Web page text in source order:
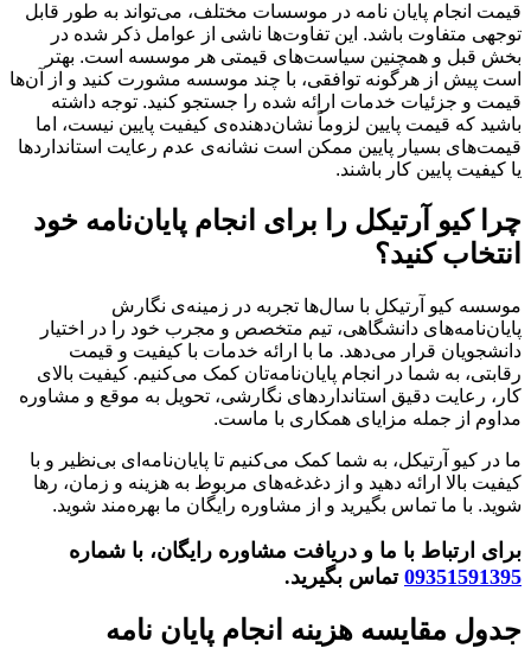
قیمت انجام پایان نامه در موسسات مختلف، می‌تواند به طور قابل
توجهی متفاوت باشد. این تفاوت‌ها ناشی از عوامل ذکر شده در
بخش قبل و همچنین سیاست‌های قیمتی هر موسسه است. بهتر
است پیش از هرگونه توافقی، با چند موسسه مشورت کنید و از آن‌ها
قیمت و جزئیات خدمات ارائه شده را جستجو کنید. توجه داشته
باشید که قیمت پایین لزوماً نشان‌دهنده‌ی کیفیت پایین نیست، اما
قیمت‌های بسیار پایین ممکن است نشانه‌ی عدم رعایت استانداردها
یا کیفیت پایین کار باشند.
چرا کیو آرتیکل را برای انجام پایان‌نامه خود
انتخاب کنید؟
موسسه کیو آرتیکل با سال‌ها تجربه در زمینه‌ی نگارش
پایان‌نامه‌های دانشگاهی، تیم متخصص و مجرب خود را در اختیار
دانشجویان قرار می‌دهد. ما با ارائه خدمات با کیفیت و قیمت
رقابتی، به شما در انجام پایان‌نامه‌تان کمک می‌کنیم. کیفیت بالای
کار، رعایت دقیق استانداردهای نگارشی، تحویل به موقع و مشاوره
مداوم از جمله مزایای همکاری با ماست.
ما در کیو آرتیکل، به شما کمک می‌کنیم تا پایان‌نامه‌ای بی‌نظیر و با
کیفیت بالا ارائه دهید و از دغدغه‌های مربوط به هزینه و زمان، رها
شوید. با ما تماس بگیرید و از مشاوره رایگان ما بهره‌مند شوید.
برای ارتباط با ما و دریافت مشاوره رایگان، با شماره
09351591395 تماس بگیرید.
جدول مقایسه هزینه انجام پایان نامه